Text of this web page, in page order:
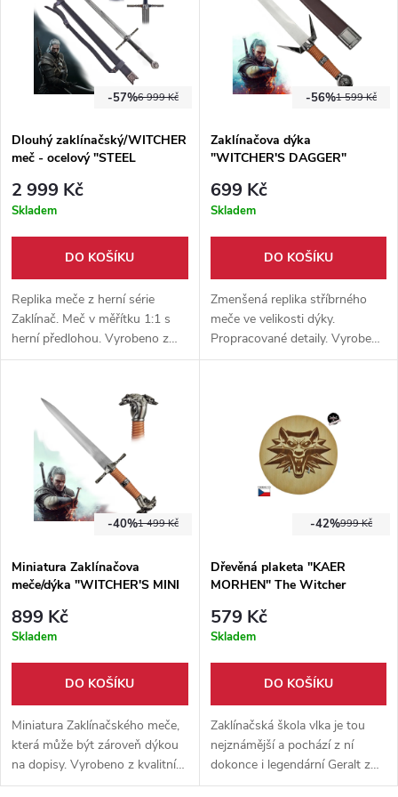
trénink. Součástí meče je
dřevěná pochva.
6 999 Kč
-57%
Dlouhý zaklínačský/WITCHER
meč - ocelový "STEEL
popruhem!
2 999 Kč
Skladem
DO KOŠÍKU
Replika meče z herní série
Zaklínač. Meč v měřítku 1:1 s
herní předlohou. Vyrobeno z
nerezové oceli N420. Součástí
popruhem.
1 599 Kč
-56%
Zaklínačova dýka
"WITCHER'S DAGGER"
699 Kč
Skladem
DO KOŠÍKU
Zmenšená replika stříbrného
meče ve velikosti dýky.
Propracované detaily. Vyrobeno
kombinací nerezové oceli,
1 499 Kč
-40%
Miniatura Zaklínačova
meče/dýka "WITCHER'S MINI
899 Kč
Skladem
DO KOŠÍKU
Miniatura Zaklínačského meče,
která může být zároveň dýkou
na dopisy. Vyrobeno z kvalitní
nerezové oceli. Součástí balení
999 Kč
-42%
Dřevěná plaketa "KAER
MORHEN" The Witcher
579 Kč
Skladem
DO KOŠÍKU
Zaklínačská škola vlka je tou
nejznámější a pochází z ní
dokonce i legendární Geralt z
Rivie, zde se díky starému a